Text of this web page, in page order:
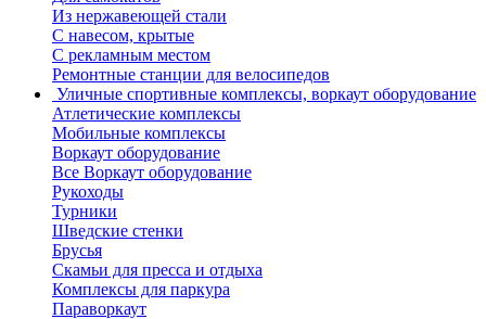
Из нержавеющей стали
С навесом, крытые
С рекламным местом
Ремонтные станции для велосипедов
Уличные спортивные комплексы, воркаут оборудование
Атлетические комплексы
Мобильные комплексы
Воркаут оборудование
Все Воркаут оборудование
Рукоходы
Турники
Шведские стенки
Брусья
Скамьи для пресса и отдыха
Комплексы для паркура
Параворкаут